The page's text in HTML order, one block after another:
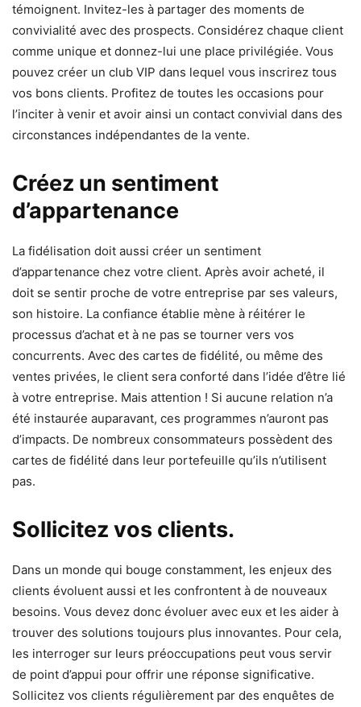
témoignent. Invitez-les à partager des moments de
convivialité avec des prospects. Considérez chaque client
comme unique et donnez-lui une place privilégiée. Vous
pouvez créer un club VIP dans lequel vous inscrirez tous
vos bons clients. Profitez de toutes les occasions pour
l’inciter à venir et avoir ainsi un contact convivial dans des
circonstances indépendantes de la vente.
Créez un sentiment
d’appartenance
La fidélisation doit aussi créer un sentiment
d’appartenance chez votre client. Après avoir acheté, il
doit se sentir proche de votre entreprise par ses valeurs,
son histoire. La confiance établie mène à réitérer le
processus d’achat et à ne pas se tourner vers vos
concurrents. Avec des cartes de fidélité, ou même des
ventes privées, le client sera conforté dans l’idée d’être lié
à votre entreprise. Mais attention ! Si aucune relation n’a
été instaurée auparavant, ces programmes n’auront pas
d’impacts. De nombreux consommateurs possèdent des
cartes de fidélité dans leur portefeuille qu’ils n’utilisent
pas.
Sollicitez vos clients.
Dans un monde qui bouge constamment, les enjeux des
clients évoluent aussi et les confrontent à de nouveaux
besoins. Vous devez donc évoluer avec eux et les aider à
trouver des solutions toujours plus innovantes. Pour cela,
les interroger sur leurs préoccupations peut vous servir
de point d’appui pour offrir une réponse significative.
Sollicitez vos clients régulièrement par des enquêtes de